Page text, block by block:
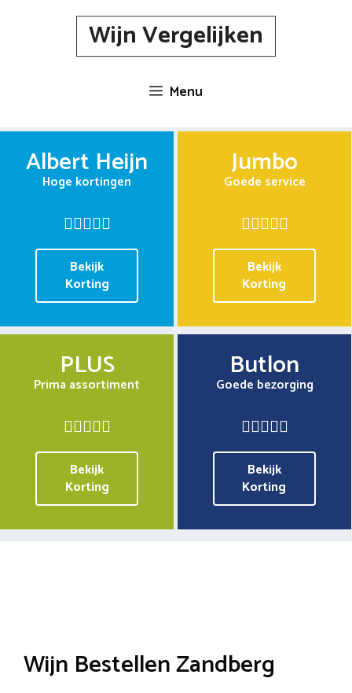
Wijn Vergelijken
Menu
Albert Heijn
Hoge kortingen
Bekijk
Korting
Jumbo
Goede service
Bekijk
Korting
PLUS
Prima assortiment
Bekijk
Korting
Butlon
Goede bezorging
Bekijk
Korting
Wijn Bestellen Zandberg